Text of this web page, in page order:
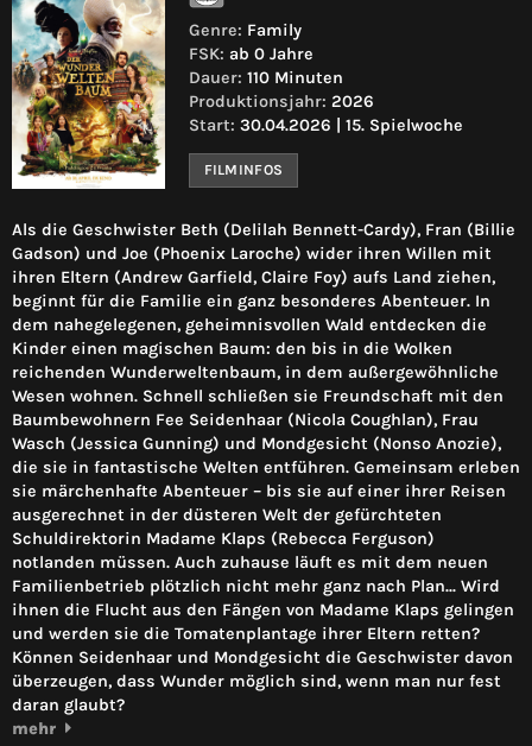
Genre: Family
FSK: ab 0 Jahre
Dauer: 110 Minuten
Produktionsjahr: 2026
Start: 30.04.2026 | 15. Spielwoche
FILMINFOS
Als die Geschwister Beth (Delilah Bennett-Cardy), Fran (Billie
Gadson) und Joe (Phoenix Laroche) wider ihren Willen mit
ihren Eltern (Andrew Garfield, Claire Foy) aufs Land ziehen,
beginnt für die Familie ein ganz besonderes Abenteuer. In
dem nahegelegenen, geheimnisvollen Wald entdecken die
Kinder einen magischen Baum: den bis in die Wolken
reichenden Wunderweltenbaum, in dem außergewöhnliche
Wesen wohnen. Schnell schließen sie Freundschaft mit den
Baumbewohnern Fee Seidenhaar (Nicola Coughlan), Frau
Wasch (Jessica Gunning) und Mondgesicht (Nonso Anozie),
die sie in fantastische Welten entführen. Gemeinsam erleben
sie märchenhafte Abenteuer – bis sie auf einer ihrer Reisen
ausgerechnet in der düsteren Welt der gefürchteten
Schuldirektorin Madame Klaps (Rebecca Ferguson)
notlanden müssen. Auch zuhause läuft es mit dem neuen
Familienbetrieb plötzlich nicht mehr ganz nach Plan... Wird
ihnen die Flucht aus den Fängen von Madame Klaps gelingen
und werden sie die Tomatenplantage ihrer Eltern retten?
Können Seidenhaar und Mondgesicht die Geschwister davon
überzeugen, dass Wunder möglich sind, wenn man nur fest
daran glaubt?
mehr